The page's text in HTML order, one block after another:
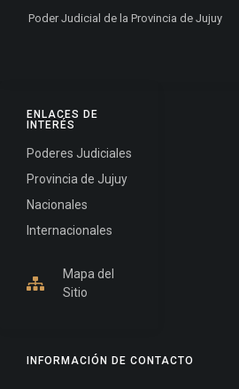
INFORMACIÓN DE CONTACTO
ENLACES DE
INTERÉS
Poderes Judiciales
Provincia de Jujuy
Nacionales
Internacionales
Mapa del
Sitio
Poder Judicial de la Provincia de Jujuy